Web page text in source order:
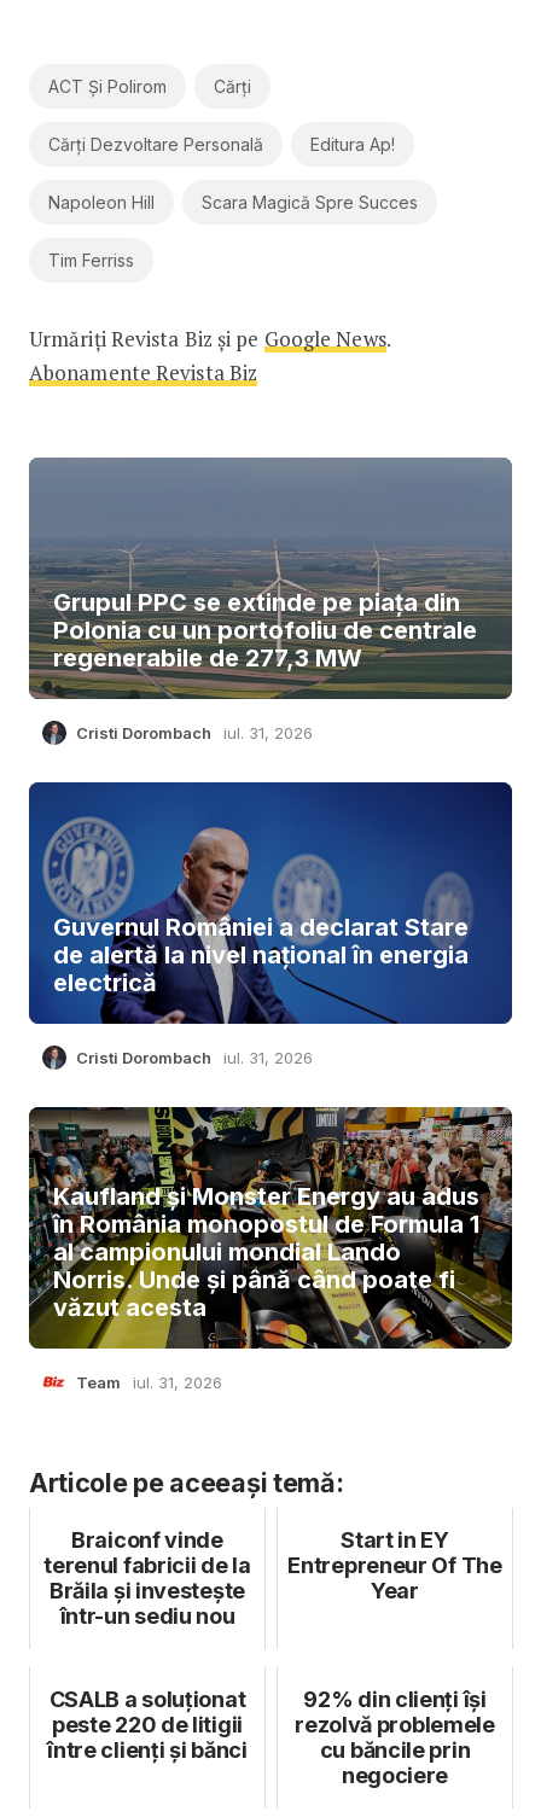
ACT Și Polirom Cărți
Cărți Dezvoltare Personală Editura Ap!
Napoleon Hill Scara Magică Spre Succes
Tim Ferriss
Urmăriți Revista Biz și pe Google News.
Abonamente Revista Biz
Grupul PPC se extinde pe piața din
Polonia cu un portofoliu de centrale
regenerabile de 277,3 MW
Cristi Dorombach iul. 31, 2026
Guvernul României a declarat Stare
de alertă la nivel național în energia
electrică
Cristi Dorombach iul. 31, 2026
Kaufland și Monster Energy au adus
în România monopostul de Formula 1
al campionului mondial Lando
Norris. Unde și până când poate fi
văzut acesta
Team iul. 31, 2026
Articole pe aceeași temă:
Braiconf vinde
terenul fabricii de la
Brăila și investește
într-un sediu nou
Start in EY
Entrepreneur Of The
Year
CSALB a soluționat
peste 220 de litigii
între clienţi şi bănci
92% din clienți își
rezolvă problemele
cu băncile prin
negociere